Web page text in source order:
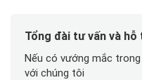
Tổng đài tư vấn và
Nếu có vướng mắc
với chúng tôi